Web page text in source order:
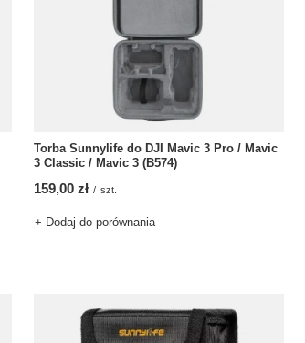
Torba Sunnylife do DJI Mavic 3 Pro / Mavic
3 Classic / Mavic 3 (B574)
159,00 zł / szt.
+ Dodaj do porównania